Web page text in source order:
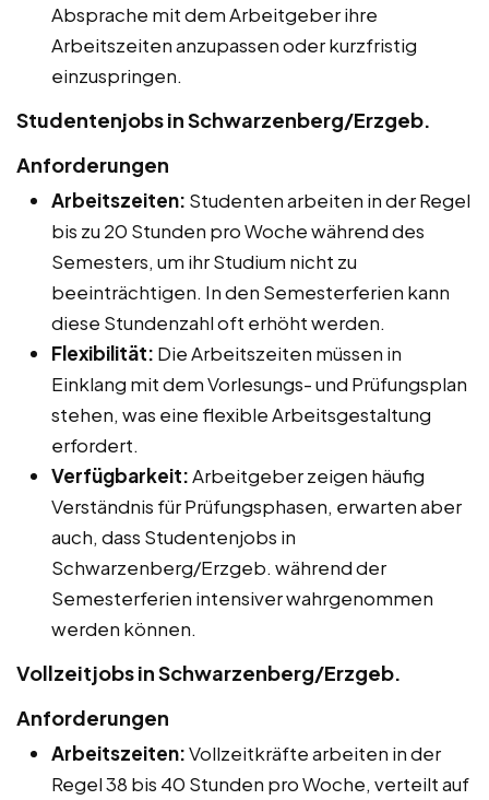
Absprache mit dem Arbeitgeber ihre
Arbeitszeiten anzupassen oder kurzfristig
einzuspringen.
Studentenjobs in Schwarzenberg/Erzgeb.
Anforderungen
Arbeitszeiten: Studenten arbeiten in der Regel
bis zu 20 Stunden pro Woche während des
Semesters, um ihr Studium nicht zu
beeinträchtigen. In den Semesterferien kann
diese Stundenzahl oft erhöht werden.
Flexibilität: Die Arbeitszeiten müssen in
Einklang mit dem Vorlesungs- und Prüfungsplan
stehen, was eine flexible Arbeitsgestaltung
erfordert.
Verfügbarkeit:Arbeitgeber zeigen häufig
Verständnis für Prüfungsphasen, erwarten aber
auch, dass Studentenjobs in
Schwarzenberg/Erzgeb. während der
Semesterferien intensiver wahrgenommen
werden können.
Vollzeitjobs in Schwarzenberg/Erzgeb.
Anforderungen
Arbeitszeiten:Vollzeitkräfte arbeiten in der
Regel 38 bis 40 Stunden pro Woche, verteilt auf